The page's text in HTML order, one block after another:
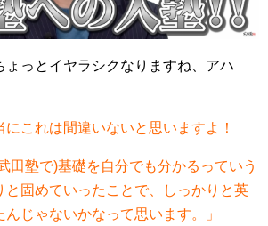
っとイヤラシクなりますね、アハ
これは間違いないと思いますよ！
)基礎を自分でも分かるっていう
と固めていったことで、しっかりと英
じゃないかなって思います。」